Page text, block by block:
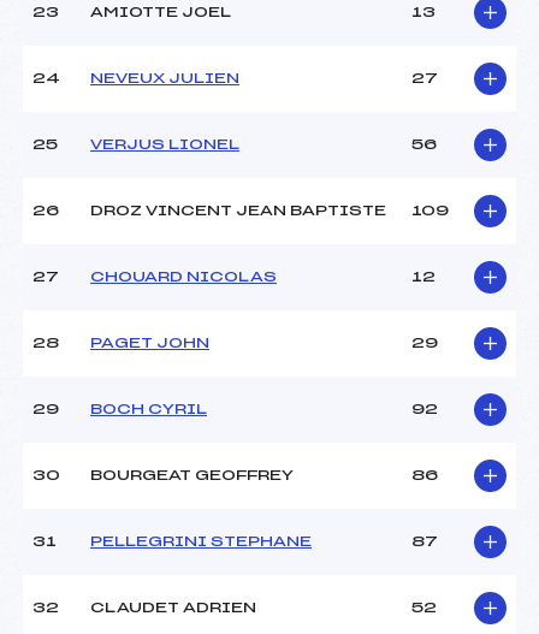
23 AMIOTTE JOEL 13
24 NEVEUX JULIEN 27
25 VERJUS LIONEL 56
26 DROZ VINCENT JEAN BAPTISTE 109
27 CHOUARD NICOLAS 12
28 PAGET JOHN 29
29 BOCH CYRIL 92
30 BOURGEAT GEOFFREY 86
31 PELLEGRINI STEPHANE 87
32 CLAUDET ADRIEN 52